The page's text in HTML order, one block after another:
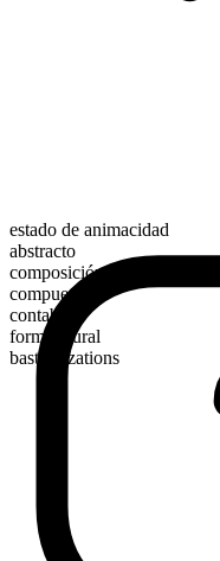
estado de animacidad
abstracto
composición morfológica
compuesto
contable
forma plural
bastardizations